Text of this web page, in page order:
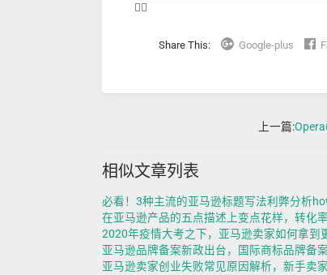
❤️‍🔥
Share This: Google-plus
上一篇:
相似文章列表
必看！3种主流的亚马逊标题写法利弊分析
在亚马逊产品的五点描述上变点花样，转化
2020年疫情大考之下，亚马逊卖家如何拿
亚马逊品牌备案新政出台，国际商标品牌备
亚马逊卖家创业失败常见原因解析，新手卖